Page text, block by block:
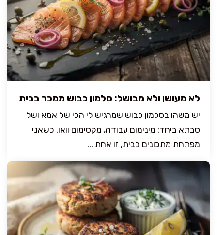
לא מעושן ולא מבושל: סלמון כבוש ממכר בבית
יש משהו בסלמון כבוש שמרגיש לי הכי של אמא ושל
סבתא ביחד: מינימום עבודה, מקסימום וואו. כשאני
מפתחת מתכונים בבית, זו אחת ...